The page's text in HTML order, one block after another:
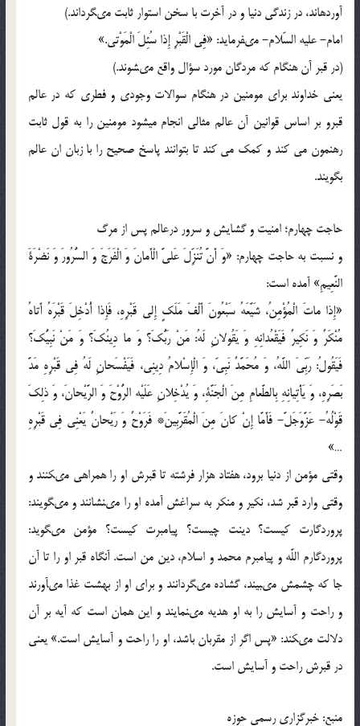
آورده‏اند، در زندگى دنیا و در آخرت با سخن استوار ثابت مى‏گرداند.)
امام- علیه‏ السّلام- مى‏فرماید: «فِى الْقَبْرِ إِذا سُئِلَ الْمَوْتى‏.»
(در قبر آن هنگام كه مردگان مورد سؤال واقع مى‏شوند.)
یعنی خداوند برای مومنین در هنگام سوالات وجودی و فطری که در عالم
قبرو بر اساس قوانین آن عالم مثالی انجام میشود مومنین را به قول ثابت
رهنمون می کند و کمک می کند تا بتوانند پاسخ صحیح را با زبان ان عالم
بگویند.
حاجت چهارم؛ امنیت و گشایش و سرور درعالم پس از مرگ
و نسبت به حاجت چهارم: «وَ أَنَّ تُنَزِّلَ عَلىَّ الْأَمانَ وَ الْفَرَجَ وَ السُّرُورَ وَ نَضْرَةَ
النَّعِیمِ» آمده است:
«إِذا ماتَ الْمُؤْمِنُ، شَیَّعَهُ سَبْعُونَ أَلْفَ مَلَكٍ إِلى‏ قَبْرِهِ، فَإِذا أُدْخِلَ قَبْرَهُ أَتاهُ
مُنْكَرٌ وَ نَكِیرٌ فَیَقْعُدانِهِ وَ یَقُولانِ لَهُ: مَنْ رَبُّكَ؟ وَ ما دِینُكَ؟ وَ مَنْ نَبِیُّكَ؟
فَیَقُولُ: رَبِّىَ اللَّهُ، وَ مُحَمَّدٌ نَبِىّ، وَ الْإِسْلامُ دِینِى، فَیَفْسَحانِ لَهُ فِى قَبْرِهِ مَدَّ
بَصَرِهِ، وَ یَأْتِیانِهِ بِالطَّعامِ مِنَ الْجَنَّةِ، وَ یُدْخِلانِ عَلَیْه الرُّوْحَ وَ الرَّیْحانَ، وَ ذلِكَ
قَوْلُهُ- عَزَّوَجَلَّ- فَأَمَّا إِنْ كانَ مِنَ الْمُقَرَّبِینَ* فَرَوْحٌ وَ رَیْحانٌ‏ یَعْنِى فِى قَبْرِهِ
…»
وقتى مؤمن از دنیا برود، هفتاد هزار فرشته تا قبرش او را همراهى مى‏كنند و
وقتى وارد قبر شد، نكیر و منكر به سراغش آمده او را مى‏نشانند و مى‏گویند:
پروردگارت كیست؟ دینت چیست؟ پیامبرت كیست؟ مؤمن مى‏گوید:
پروردگارم اللَّه و پیامبرم محمد و اسلام، دین من است. آن‏گاه قبر او را تا آن
جا كه چشمش مى‏بیند، گشاده مى‏گردانند و براى او از بهشت غذا مى‏آورند
و راحت و آسایش را به او هدیه مى‏نمایند و این همان است كه آیه بر آن
دلالت مى‏كند: «پس اگر از مقربان باشد، او را راحت و آسایش است.» یعنى
در قبرش راحت و آسایش است.
منبع: خبرگزاری رسمی حوزه